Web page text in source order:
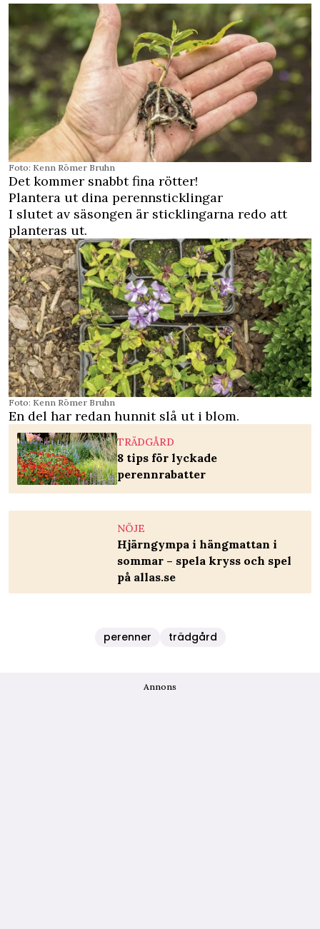
Foto: Kenn Römer Bruhn
Det kommer snabbt fina rötter!
Plantera ut dina perennsticklingar
I slutet av säsongen är sticklingarna redo att
planteras ut.
Foto: Kenn Römer Bruhn
En del har redan hunnit slå ut i blom.
TRÄDGÅRD
8 tips för lyckade
perennrabatter
NÖJE
Hjärngympa i hängmattan i
sommar – spela kryss och spel
på allas.se
perenner trädgård
Annons